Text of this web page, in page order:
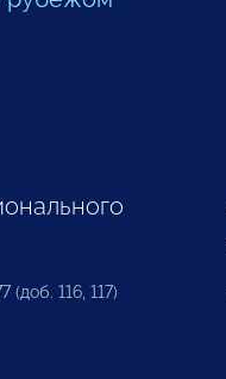
(доб. 116, 117)